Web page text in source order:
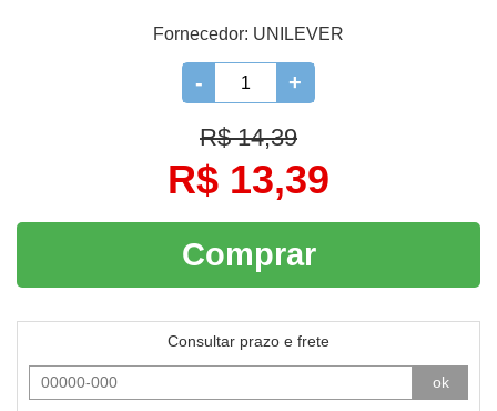
Fornecedor: UNILEVER
- +
R$ 14,39
R$ 13,39
Comprar
Consultar prazo e frete
ok